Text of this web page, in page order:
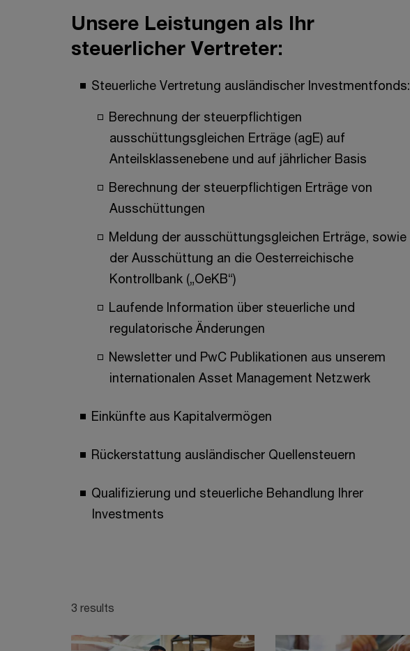
Unsere Leistungen als Ihr
steuerlicher Vertreter:
Steuerliche Vertretung ausländischer Investmentfonds:
Berechnung der steuerpflichtigen
ausschüttungsgleichen Erträge (agE) auf
Anteilsklassenebene und auf jährlicher Basis
Berechnung der steuerpflichtigen Erträge von
Ausschüttungen
Meldung der ausschüttungsgleichen Erträge, sowie
der Ausschüttung an die Oesterreichische
Kontrollbank („OeKB“)
Laufende Information über steuerliche und
regulatorische Änderungen
Newsletter und PwC Publikationen aus unserem
internationalen Asset Management Netzwerk
Einkünfte aus Kapitalvermögen
Rückerstattung ausländischer Quellensteuern
Qualifizierung und steuerliche Behandlung Ihrer
Investments
3 results